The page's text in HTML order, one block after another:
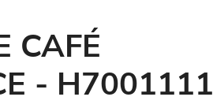
CAFÉ
- H7001111